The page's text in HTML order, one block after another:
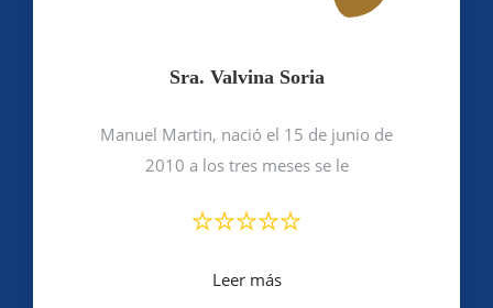
Sra. Valvina Soria
Manuel Martin, nació el 15 de junio de
2010 a los tres meses se le
Leer más